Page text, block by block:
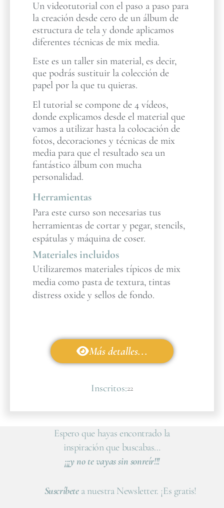
Un videotutorial con el paso a paso para
la creación desde cero de un álbum de
estructura de tela y donde aplicamos
diferentes técnicas de mix media.
Este es un taller sin material, es decir,
que podrás sustituir la colección de
papel por la que tu quieras.
El tutorial se compone de 4 vídeos,
donde explicamos desde el material que
vamos a utilizar hasta la colocación de
fotos, decoraciones y técnicas de mix
media para que el resultado sea un
fantástico álbum con mucha
personalidad.
Herramientas
Para este curso son necesarias tus
herramientas de cortar y pegar, stencils,
espátulas y máquina de coser.
Materiales incluidos
Utilizaremos materiales típicos de mix
media como pasta de textura, tintas
distress oxide y sellos de fondo.
Más detalles...
Inscritos:22
Espero que hayas encontrado la
inspiración que buscabas…
¡¡¡y no te vayas sin sonreír!!!
Suscríbetea nuestra Newsletter. ¡Es gratis!